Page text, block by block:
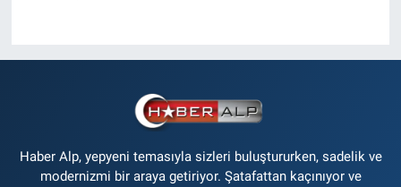
Haber Alp, yepyeni temasıyla sizleri buluştururken, sadelik ve
modernizmi bir araya getiriyor. Şatafattan kaçınıyor ve